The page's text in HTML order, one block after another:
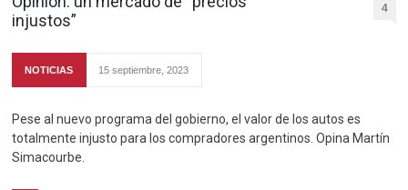
injustos”
4
NOTICIAS 15 septiembre, 2023
Pese al nuevo programa del gobierno, el valor de los autos es
totalmente injusto para los compradores argentinos. Opina Martín
Simacourbe.